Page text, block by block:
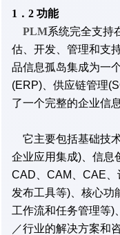
1．2 功能
PLM系统完全支持
估、开发、管理和支
品信息孤岛集成为一
(ERP)、供应链管理
了一个完整的企业信
它主要包括基础技
企业应用集成)、信息
CAD、CAM、CAE、
发布工具等)、核心功
工作流和任务管理等)
／行业的解决方案和